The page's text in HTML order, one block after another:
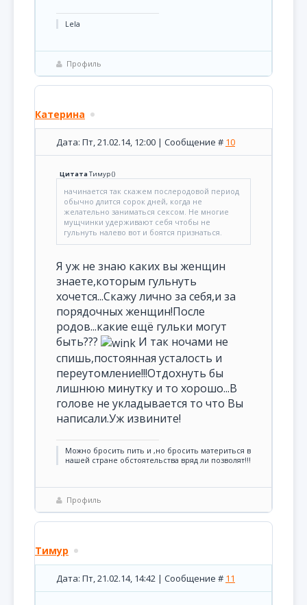
Lela
Профиль
Катерина
Дата: Пт, 21.02.14, 12:00 | Сообщение # 10
ЦитатаТимур()
начинается так скажем послеродовой период
обычно длится сорок дней, когда не
желательно заниматься сексом. Не многие
мущчинки удерживают себя чтобы не
гульнуть налево вот и боятся признаться.
Я уж не знаю каких вы женщин
знаете,которым гульнуть
хочется...Скажу лично за себя,и за
порядочных женщин!После
родов...какие ещё гульки могут
быть???
И так ночами не
спишь,постоянная усталость и
переутомление!!!Отдохнуть бы
лишнюю минутку и то хорошо...В
голове не укладывается то что Вы
написали.Уж извините!
Можно бросить пить и ,но бросить материться в
нашей стране обстоятельства вряд ли позволят!!!
Профиль
Тимур
Дата: Пт, 21.02.14, 14:42 | Сообщение # 11